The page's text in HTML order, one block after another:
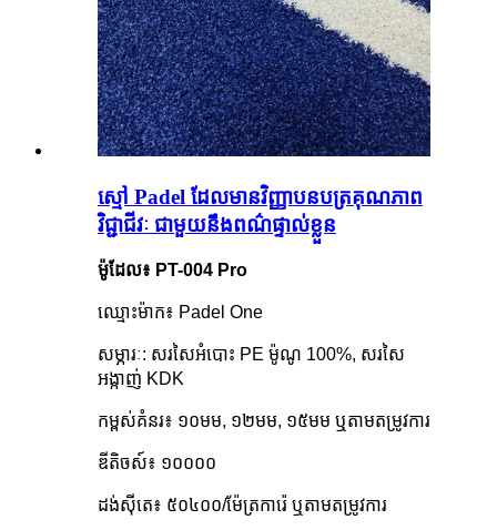
ស្មៅ Padel ដែលមានវិញ្ញាបនបត្រគុណភាព
វិជ្ជាជីវៈ ជាមួយនឹងពណ៌ផ្ទាល់ខ្លួន
ម៉ូដែល៖ PT-004 Pro
ឈ្មោះម៉ាក៖ Padel One
សម្ភារៈ: សរសៃអំបោះ PE ម៉ូណូ 100%, សរសៃ
អង្កាញ់ KDK
កម្ពស់គំនរ៖ ១០មម, ១២មម, ១៥មម ឬតាមតម្រូវការ
ឌីតិចស៍៖ ១០០០០
ដង់ស៊ីតេ៖ ៥០៤០០/ម៉ែត្រការ៉េ ឬតាមតម្រូវការ